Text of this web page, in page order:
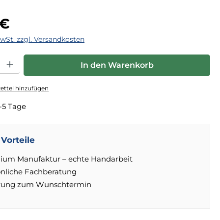
zzgl. Versandkosten
Gib den gewünschten Wert ein oder benutze die
In den Warenkorb
hinzufügen
5 Tage
Manufaktur – echte Handarbeit
Fachberatung
zum Wunschtermin